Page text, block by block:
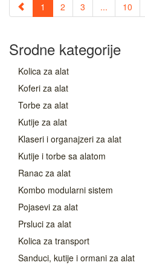
1 2 3 ... 10
Srodne kategorije
Kolica za alat
Koferi za alat
Torbe za alat
Kutije za alat
Klaseri i organajzeri za alat
Kutije i torbe sa alatom
Ranac za alat
Kombo modularni sistem
Pojasevi za alat
Prsluci za alat
Kolica za transport
Sanduci, kutije i ormani za alat